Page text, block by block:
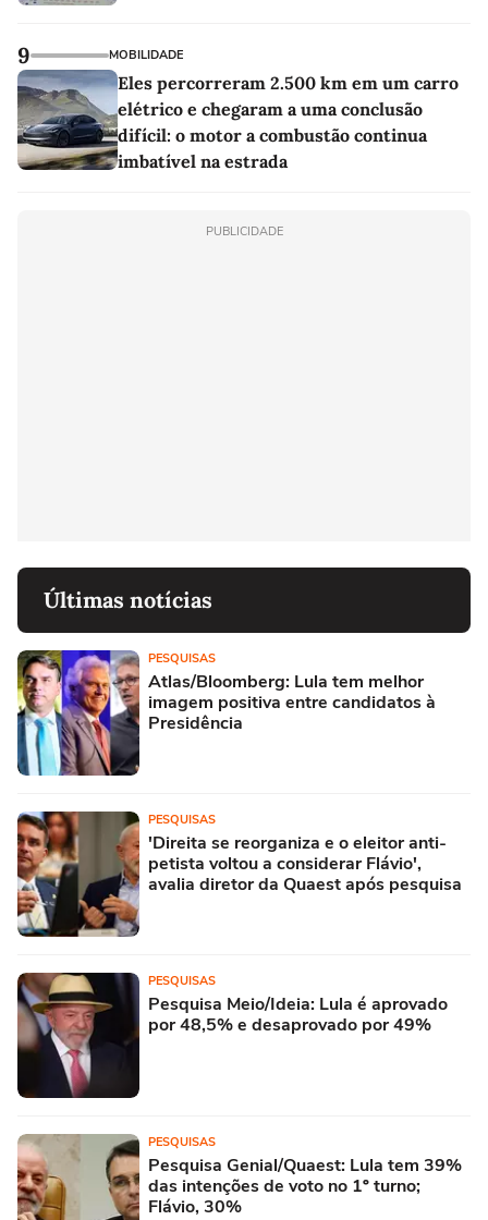
9 MOBILIDADE
Eles percorreram 2.500 km em um carro
elétrico e chegaram a uma conclusão
difícil: o motor a combustão continua
imbatível na estrada
PUBLICIDADE
Últimas notícias
PESQUISAS
Atlas/Bloomberg: Lula tem melhor
imagem positiva entre candidatos à
Presidência
PESQUISAS
'Direita se reorganiza e o eleitor anti-
petista voltou a considerar Flávio',
avalia diretor da Quaest após pesquisa
PESQUISAS
Pesquisa Meio/Ideia: Lula é aprovado
por 48,5% e desaprovado por 49%
PESQUISAS
Pesquisa Genial/Quaest: Lula tem 39%
das intenções de voto no 1º turno;
Flávio, 30%